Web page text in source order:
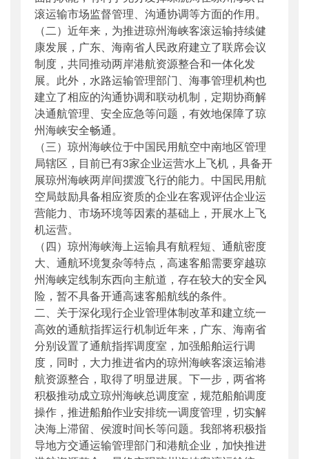
滚运输市场监督管理、沟通协调等方面的作用。
（二）近年来，为推进琼州海峡客滚运输持续健
康发展，广东、海南省人民政府建立了联席会议
制度，共同推动两岸港航资源整合和一体化发
展。此外，水路运输管理部门、海事管理机构也
建立了相应的沟通协调和联动机制，定期协商解
决通航管理、安全应急等问题，有效地保障了琼
州海峡安全畅通。
（三）琼州海峡位于中国民用航空中南地区管理
局辖区，目前已有3家企业运营水上飞机，具备开
展琼州海峡两岸间摆渡飞行的能力。中国民用航
空局鼓励具备相应资质的企业在客观评估企业运
营能力、市场环境等因素的基础上，开展水上飞
机运营。
（四）琼州海峡海上运输具有航程短、通航密度
大、通航环境复杂等特点，高速客船需要穿越琼
州海峡定线制东西向主航道，存在较大的安全风
险，暂不具备开通高速客船航线的条件。
二、关于深化现行企业管理体制改革和建立统一
高效的通航指挥运行机制近年来，广东、海南省
分别设置了通航指挥调度室，加强船舶运行调
度，同时，大力推进省内的琼州海峡客滚运输港
航资源整合，取得了明显进展。下一步，两省将
积极推动成立琼州海峡总调度室，规范船舶调度
操作，推进船舶作业安排统一调度管理，切实解
决海上滞留、侯渡时间长等问题。我部将积极指
导地方交通运输管理部门和港航企业，加快推进